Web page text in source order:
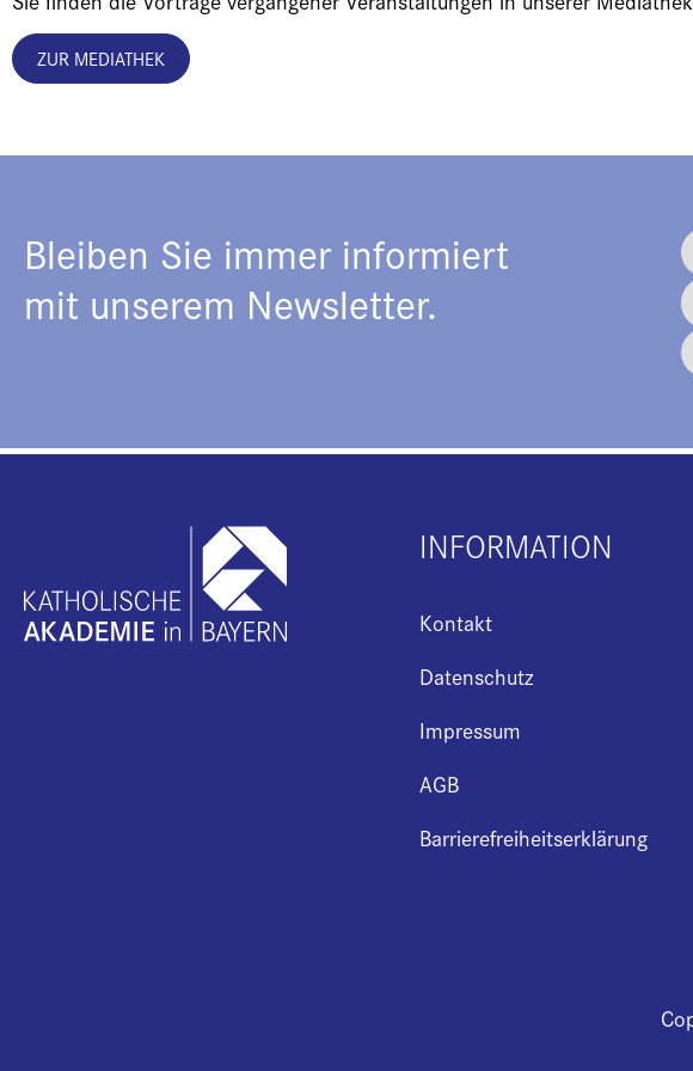
ZUR MEDIATHEK
Bleiben Sie immer informiert
mit unserem Newsletter.
INFORMATION
Kontakt
Datenschutz
Impressum
AGB
Barrierefreiheitserklärung